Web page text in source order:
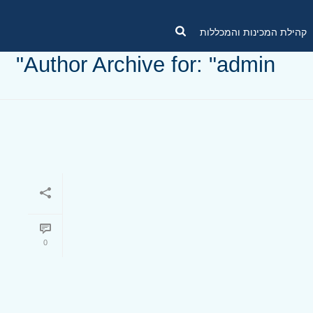
קהילת המכינות והמכללות
Author Archive for: "admin"
0